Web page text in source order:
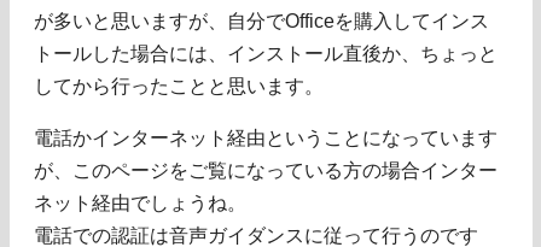
が多いと思いますが、自分でOfficeを購入してインス
トールした場合には、インストール直後か、ちょっと
してから行ったことと思います。
電話かインターネット経由ということになっています
が、このページをご覧になっている方の場合インター
ネット経由でしょうね。
電話での認証は音声ガイダンスに従って行うのです